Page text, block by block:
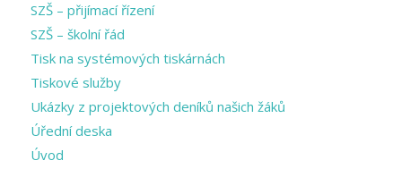
SZŠ – přijímací řízení
SZŠ – školní řád
Tisk na systémových tiskárnách
Tiskové služby
Ukázky z projektových deníků našich žáků
Úřední deska
Úvod